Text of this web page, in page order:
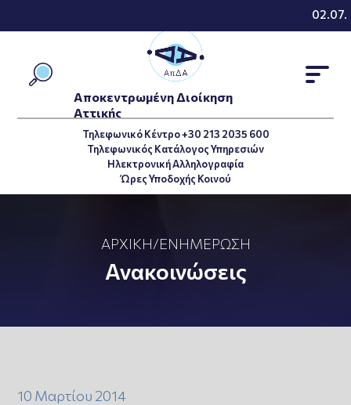
Τηλεφωνικό Κέντρο +30 213 2035 600
Τηλεφωνικός Κατάλογος Υπηρεσιών
Ηλεκτρονική Αλληλογραφία
Ώρες Υποδοχής Κοινού
Αποκεντρωμένη Διοίκηση
Αττικής
ΑΡΧΙΚΉ/ΕΝΗΜΈΡΩΣΗ
Ανακοινώσεις
10 Μαρτίου 2014